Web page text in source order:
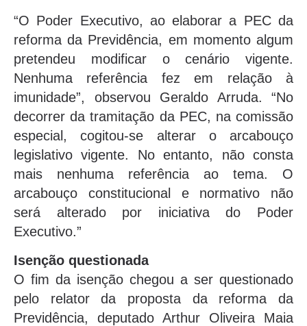
“O Poder Executivo, ao elaborar a PEC da
reforma da Previdência, em momento algum
pretendeu modificar o cenário vigente.
Nenhuma referência fez em relação à
imunidade”, observou Geraldo Arruda. “No
decorrer da tramitação da PEC, na comissão
especial, cogitou-se alterar o arcabouço
legislativo vigente. No entanto, não consta
mais nenhuma referência ao tema. O
arcabouço constitucional e normativo não
será alterado por iniciativa do Poder
Executivo.”
Isenção questionada
O fim da isenção chegou a ser questionado
pelo relator da proposta da reforma da
Previdência, deputado Arthur Oliveira Maia